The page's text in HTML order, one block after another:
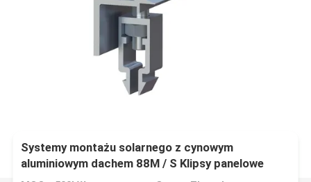
Systemy montażu solarnego z cynowym
aluminiowym dachem 88M / S Klipsy panelowe